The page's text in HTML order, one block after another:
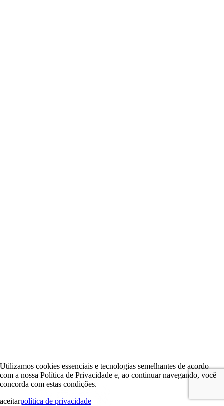
Utilizamos cookies essenciais e tecnologias semelhantes de acordo
com a nossa Política de Privacidade e, ao continuar navegando, você
concorda com estas condições.
aceitarpolítica de privacidade